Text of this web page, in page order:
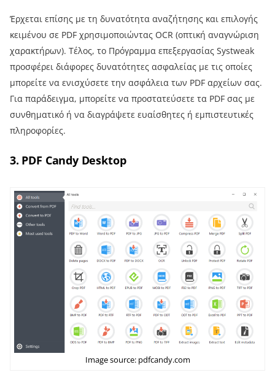
Έρχεται επίσης με τη δυνατότητα αναζήτησης και επιλογής
κειμένου σε PDF χρησιμοποιώντας OCR (οπτική αναγνώριση
χαρακτήρων). Τέλος, το Πρόγραμμα επεξεργασίας Systweak
προσφέρει διάφορες δυνατότητες ασφαλείας με τις οποίες
μπορείτε να ενισχύσετε την ασφάλεια των PDF αρχείων σας.
Για παράδειγμα, μπορείτε να προστατεύσετε τα PDF σας με
συνθηματικό ή να διαγράψετε ευαίσθητες ή εμπιστευτικές
πληροφορίες.
3. PDF Candy Desktop
Image source: pdfcandy.com